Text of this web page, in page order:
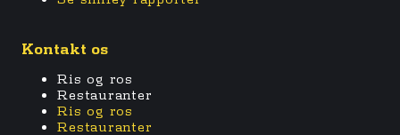
Kontakt os
Ris og ros
Restauranter
Ris og ros
Restauranter